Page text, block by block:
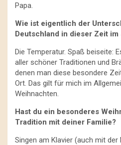
Papa.
Wie ist eigentlich der
Deutschland in dieser Zeit im
Die Temperatur. Spaß beiseite:
aller schöner Traditionen und
denen man diese besondere
Ort. Das gilt für mich im
Weihnachten.
Hast du ein besonderes
Tradition mit deiner Familie?
Singen am Klavier (auch mit der